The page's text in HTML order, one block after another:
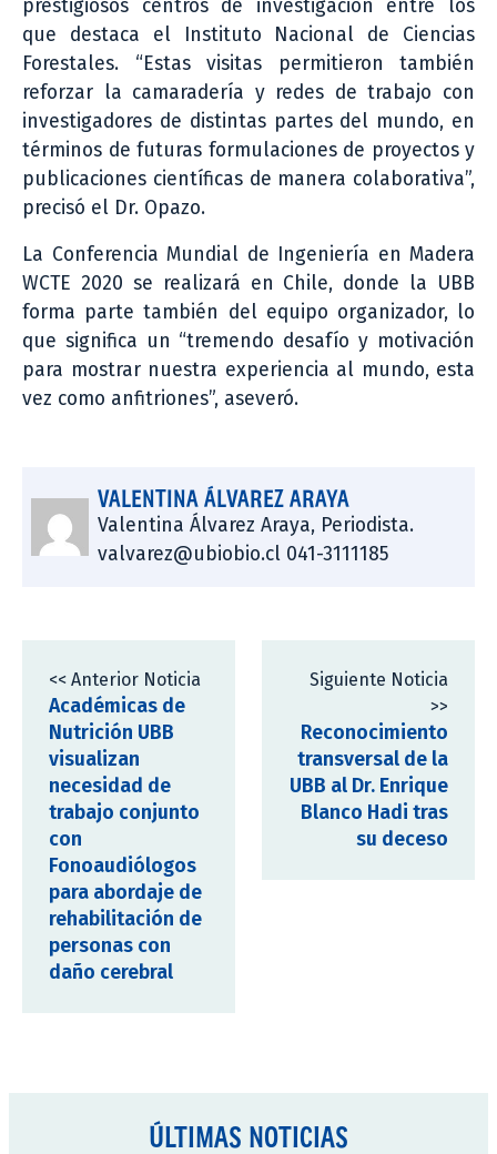
prestigiosos centros de investigación entre los
que destaca el Instituto Nacional de Ciencias
Forestales. “Estas visitas permitieron también
reforzar la camaradería y redes de trabajo con
investigadores de distintas partes del mundo, en
términos de futuras formulaciones de proyectos y
publicaciones científicas de manera colaborativa”,
precisó el Dr. Opazo.
La Conferencia Mundial de Ingeniería en Madera
WCTE 2020 se realizará en Chile, donde la UBB
forma parte también del equipo organizador, lo
que significa un “tremendo desafío y motivación
para mostrar nuestra experiencia al mundo, esta
vez como anfitriones”, aseveró.
VALENTINA ÁLVAREZ ARAYA
Valentina Álvarez Araya, Periodista.
valvarez@ubiobio.cl 041-3111185
<< Anterior Noticia
Académicas de
Nutrición UBB
visualizan
necesidad de
trabajo conjunto
con
Fonoaudiólogos
para abordaje de
rehabilitación de
personas con
daño cerebral
Siguiente Noticia
>>
Reconocimiento
transversal de la
UBB al Dr. Enrique
Blanco Hadi tras
su deceso
ÚLTIMAS NOTICIAS